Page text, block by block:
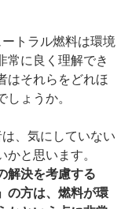
トラル燃料は環境
常に良く理解でき
はそれらをどれほ
しょうか。
、気にしていない
かと思います。
解決を考慮する
の方は、燃料が環